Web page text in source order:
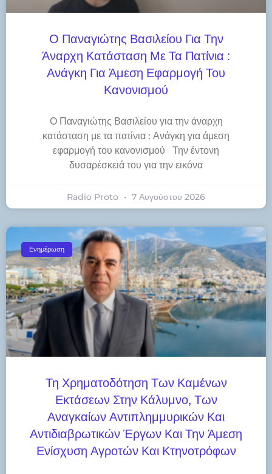
Ο Παναγιώτης Βασιλείου Για Την
Άναρχη Κατάσταση Με Τα Πατίνια :
Ανάγκη Για Άμεση Εφαρμογή Του
Κανονισμού
Ο Παναγιώτης Βασιλείου για την άναρχη
κατάσταση με τα πατίνια : Ανάγκη για άμεση
εφαρμογή του κανονισμού Την έντονη
δυσαρέσκειά του για την εικόνα
Radio Proto 7 Αυγούστου 2026
Ενημέρωση
Τη Χρηματοδότηση Των Καμένων
Εκτάσεων Στην Κάλυμνο, Των
Αναγκαίων Αντιπλημμυρικών Και
Αντιδιαβρωτικών Έργων Και Την Άμεση
Ενίσχυση Αγροτών Και Κτηνοτρόφων